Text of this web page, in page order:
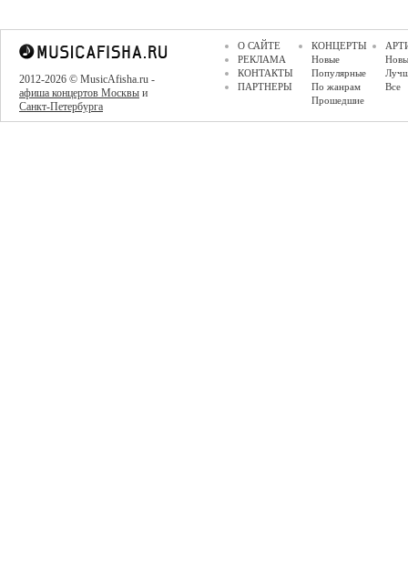
2012-2026 © MusicAfisha.ru -
афиша концертов Москвы и
Санкт-Петербурга
О САЙТЕ
РЕКЛАМА
КОНТАКТЫ
ПАРТНЕРЫ
КОНЦЕРТЫ
Новые
Популярные
По жанрам
Прошедшие
Все